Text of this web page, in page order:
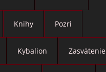
Knihy Pozri
Kybalion Zasvätenie